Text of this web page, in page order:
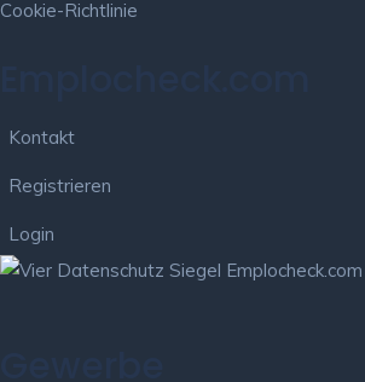
Cookie-Richtlinie
Kontakt
Registrieren
Login